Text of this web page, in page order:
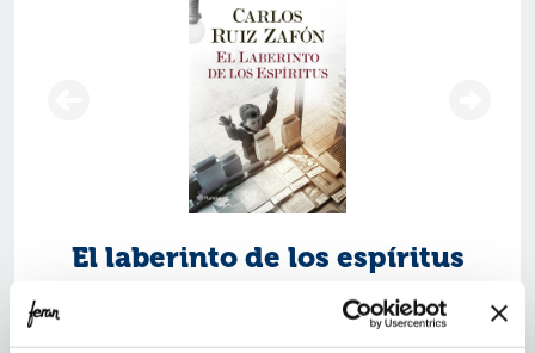
El laberinto de los espíritus
Ref.